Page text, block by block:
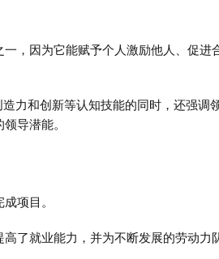
，因为它能赋予个人激励他人、促进
力和创新等认知技能的同时，还强调
导潜能。
项目。
了就业能力，并为不断发展的劳动力